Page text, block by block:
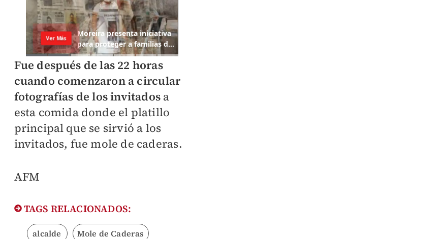
Fue después de las 22 horas
cuando comenzaron a circular
fotografías de los invitados a
esta comida donde el platillo
principal que se sirvió a los
invitados, fue mole de caderas.
AFM
TAGS RELACIONADOS:
alcalde Mole de Caderas